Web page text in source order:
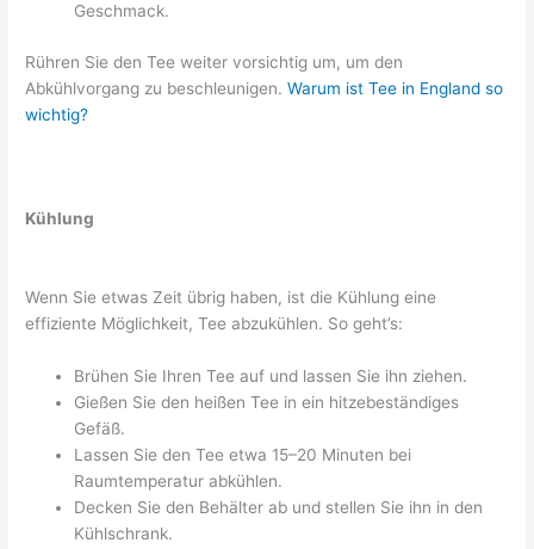
Geschmack.
Rühren Sie den Tee weiter vorsichtig um, um den
Abkühlvorgang zu beschleunigen.Warum ist Tee in England so
wichtig?
Kühlung
Wenn Sie etwas Zeit übrig haben, ist die Kühlung eine
effiziente Möglichkeit, Tee abzukühlen. So geht’s:
Brühen Sie Ihren Tee auf und lassen Sie ihn ziehen.
Gießen Sie den heißen Tee in ein hitzebeständiges
Gefäß.
Lassen Sie den Tee etwa 15–20 Minuten bei
Raumtemperatur abkühlen.
Decken Sie den Behälter ab und stellen Sie ihn in den
Kühlschrank.